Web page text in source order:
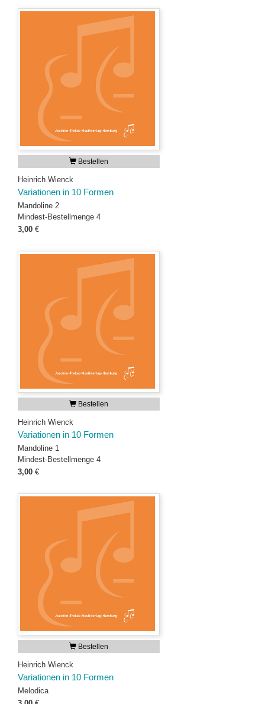
Bestellen
Heinrich Wienck
Variationen in 10 Formen
Mandoline 2
Mindest-Bestellmenge 4
3,00 €
Bestellen
Heinrich Wienck
Variationen in 10 Formen
Mandoline 1
Mindest-Bestellmenge 4
3,00 €
Bestellen
Heinrich Wienck
Variationen in 10 Formen
Melodica